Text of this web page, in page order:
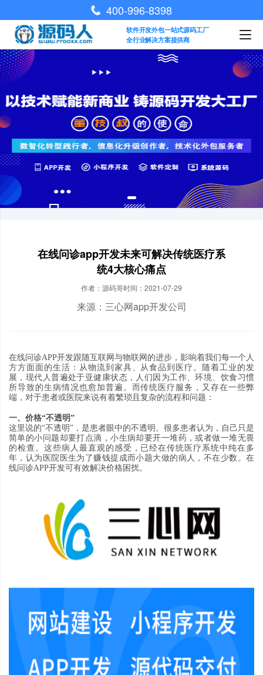
400-996-8398
软件开发外包一站式源码工厂
全行业解决方案提供商
在线问诊app开发未来可解决传统医疗系
统4大核心痛点
作者：源码哥时间：2021-07-29
来源：三心网app开发公司
在线问诊APP开发跟随互联网与物联网的进步 ， 影响着我们每一个人
方方面面的生活 ： 从物流到家具、 从食品到医疗 。
随着工业的发
展 ， 现代人普遍处于亚健康状态 ， 人们因为工作、环境、 饮食习惯
所导致的生病情况也愈加普遍 。 而传统医疗服务 ， 又存在一些弊
端 ， 对于患者或医院来说有着繁琐且复杂的流程和问题 ：
一、价格“不透明”
这里说的“不透明”， 是患者眼中的不透明 。 很多患者认为 ， 自己只是
简单的小问题却要打点滴 ，小生病却要开一堆药 ，或者做一堆无畏
的检查 。 这些病人最直观的感受 ， 已经在传统医疗系统中纯在多
年 ， 认为医院医生为了赚钱提成而小题大做的病人 ， 不在少数 。在
线问诊APP开发可有效解决价格困扰。